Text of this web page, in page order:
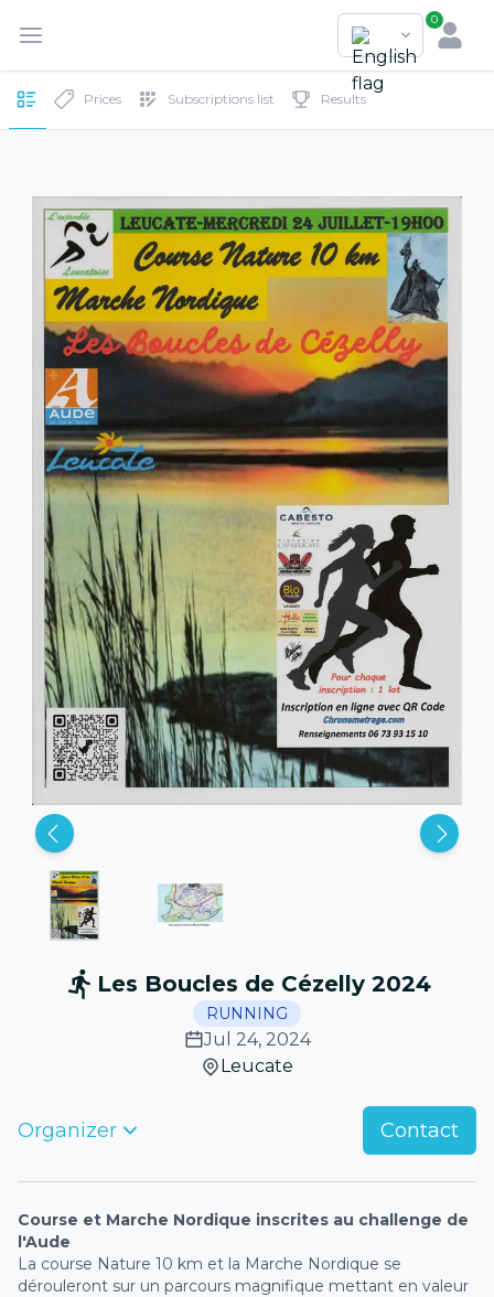
0
Prices Subscriptions list Results
Les Boucles de Cézelly 2024
RUNNING
Jul 24, 2024
Leucate
Organizer Contact
Course et Marche Nordique inscrites au challenge de
l'Aude
La course Nature 10 km et la Marche Nordique se
dérouleront sur un parcours magnifique mettant en valeur